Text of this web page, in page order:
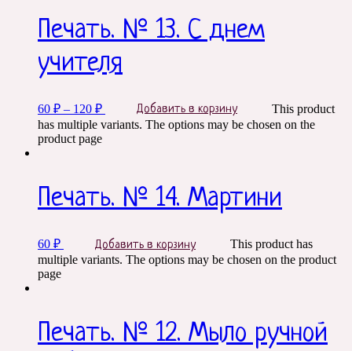
Печать. № 13. С днем
учителя
60 ₽ – 120 ₽ Добавить в корзину
This product
has multiple variants. The options may be chosen on the
product page
Печать. № 14. Мартини
60 ₽ Добавить в корзину
This product has
multiple variants. The options may be chosen on the product
page
Печать. № 12. Мыло ручной